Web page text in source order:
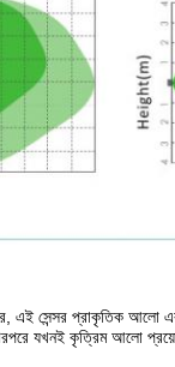
এই সেন্সর প্রাকৃতিক আলো
যখনই কৃত্রিম আলো